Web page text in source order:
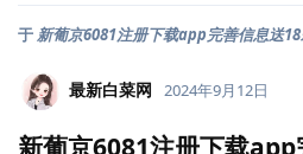
于新葡京6081注册下载app完善信息送
最新白菜网 2024年9月12日
新葡京6081注册下载